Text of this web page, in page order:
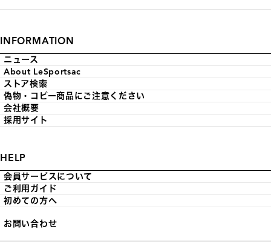
INFORMATION
ニュース
About LeSportsac
ストア検索
偽物・コピー商品にご注意ください
会社概要
採用サイト
HELP
会員サービスについて
ご利用ガイド
初めての方へ
お問い合わせ